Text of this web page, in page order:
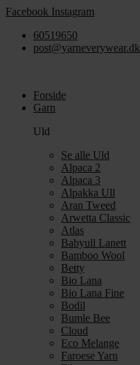
Videre
indhold
Facebook Instagram
60519650
post@yarneverywear.dk
Forside
Garn
Uld
Se alle Uld
Alpaca 2
Alpaca 3
Alpakka Ull
Aran Tweed
Arwetta Classic
Atlas
Babyull Lanett
Bamboo Wool
Betty
Bio Lana
Bio Lana Fine
Bodil
Bumle Bee
Cloud
Eco Melange
Faroese Yarn